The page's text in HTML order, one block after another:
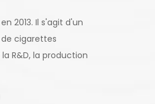
2013. Il s'agit d'un
cigarettes
R&D, la production